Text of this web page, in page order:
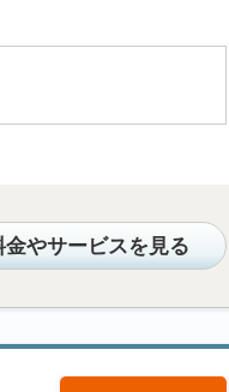
金やサービスを見る